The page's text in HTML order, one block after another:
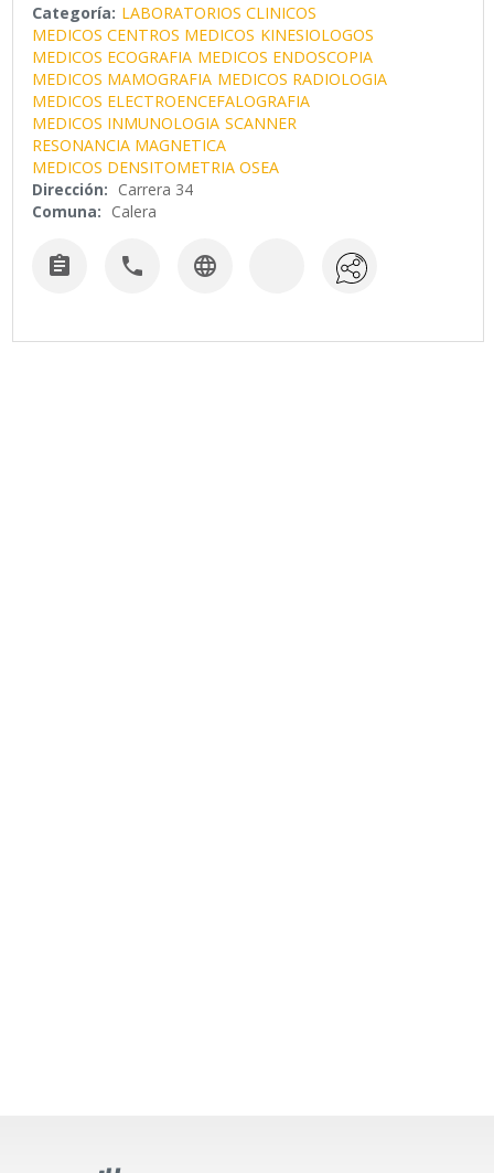
Categoría: LABORATORIOS CLINICOS
MEDICOS CENTROS MEDICOS KINESIOLOGOS
MEDICOS ECOGRAFIA MEDICOS ENDOSCOPIA
MEDICOS MAMOGRAFIA MEDICOS RADIOLOGIA
MEDICOS ELECTROENCEFALOGRAFIA
MEDICOS INMUNOLOGIA SCANNER
RESONANCIA MAGNETICA
MEDICOS DENSITOMETRIA OSEA
Dirección: Carrera 34
Comuna: Calera
  